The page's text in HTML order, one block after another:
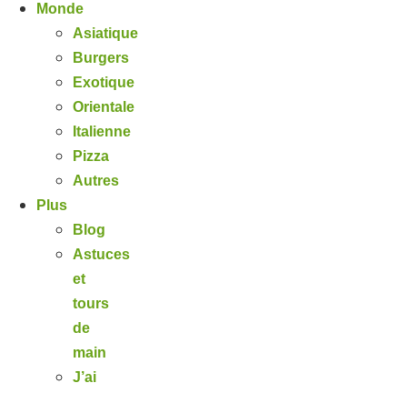
Monde
Asiatique
Burgers
Exotique
Orientale
Italienne
Pizza
Autres
Plus
Blog
Astuces
et
tours
de
main
J’ai